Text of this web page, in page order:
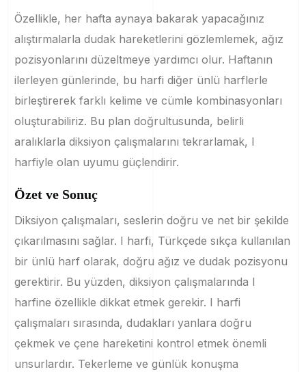
Özellikle, her hafta aynaya bakarak yapacağınız
alıştırmalarla dudak hareketlerini gözlemlemek, ağız
pozisyonlarını düzeltmeye yardımcı olur. Haftanın
ilerleyen günlerinde, bu harfi diğer ünlü harflerle
birleştirerek farklı kelime ve cümle kombinasyonları
oluşturabiliriz. Bu plan doğrultusunda, belirli
aralıklarla diksiyon çalışmalarını tekrarlamak, I
harfiyle olan uyumu güçlendirir.
Özet ve Sonuç
Diksiyon çalışmaları, seslerin doğru ve net bir şekilde
çıkarılmasını sağlar. I harfi, Türkçede sıkça kullanılan
bir ünlü harf olarak, doğru ağız ve dudak pozisyonu
gerektirir. Bu yüzden, diksiyon çalışmalarında I
harfine özellikle dikkat etmek gerekir. I harfi
çalışmaları sırasında, dudakları yanlara doğru
çekmek ve çene hareketini kontrol etmek önemli
unsurlardır. Tekerleme ve günlük konuşma